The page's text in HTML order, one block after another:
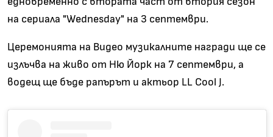
на сериала "Wednesday" на 3 септември.
Церемонията на Видео музикалните награди ще се
излъчва на живо от Ню Йорк на 7 септември, а
водещ ще бъде рапърът и актьор LL Cool J.